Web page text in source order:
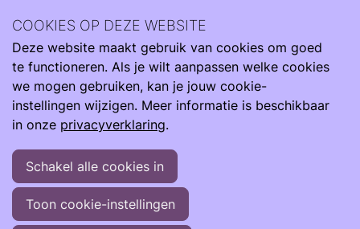
Zoeken
Lid worden
Met je lidmaatschap steun je de Care4Neo Community
zodat wij kunnen blijven helpen met lotgenotencontact,
onderzoek en belangenbehartiging.
COOKIES OP DEZE WEBSITE
Deze website maakt gebruik van cookies om goed
te functioneren. Als je wilt aanpassen welke cookies
we mogen gebruiken, kan je jouw cookie-
instellingen wijzigen. Meer informatie is beschikbaar
in onze privacyverklaring.
Schakel alle cookies in
Toon cookie-instellingen